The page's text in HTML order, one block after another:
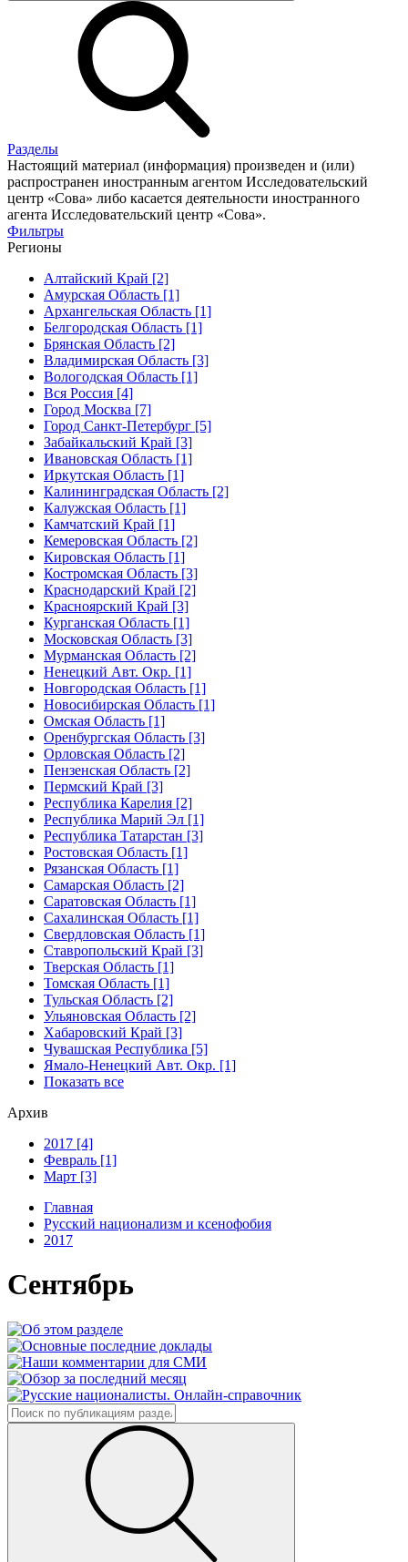
Разделы
Настоящий материал (информация) произведен и (или)
распространен иностранным агентом Исследовательский
центр «Сова» либо касается деятельности иностранного
агента Исследовательский центр «Сова».
Фильтры
Регионы
Алтайский Край [2]
Амурская Область [1]
Архангельская Область [1]
Белгородская Область [1]
Брянская Область [2]
Владимирская Область [3]
Вологодская Область [1]
Вся Россия [4]
Город Москва [7]
Город Санкт-Петербург [5]
Забайкальский Край [3]
Ивановская Область [1]
Иркутская Область [1]
Калининградская Область [2]
Калужская Область [1]
Камчатский Край [1]
Кемеровская Область [2]
Кировская Область [1]
Костромская Область [3]
Краснодарский Край [2]
Красноярский Край [3]
Курганская Область [1]
Московская Область [3]
Мурманская Область [2]
Ненецкий Авт. Окр. [1]
Новгородская Область [1]
Новосибирская Область [1]
Омская Область [1]
Оренбургская Область [3]
Орловская Область [2]
Пензенская Область [2]
Пермский Край [3]
Республика Карелия [2]
Республика Марий Эл [1]
Республика Татарстан [3]
Ростовская Область [1]
Рязанская Область [1]
Самарская Область [2]
Саратовская Область [1]
Сахалинская Область [1]
Свердловская Область [1]
Ставропольский Край [3]
Тверская Область [1]
Томская Область [1]
Тульская Область [2]
Ульяновская Область [2]
Хабаровский Край [3]
Чувашская Республика [5]
Ямало-Ненецкий Авт. Окр. [1]
Показать все
Архив
2017 [4]
Февраль [1]
Март [3]
Главная
Русский национализм и ксенофобия
2017
Сентябрь